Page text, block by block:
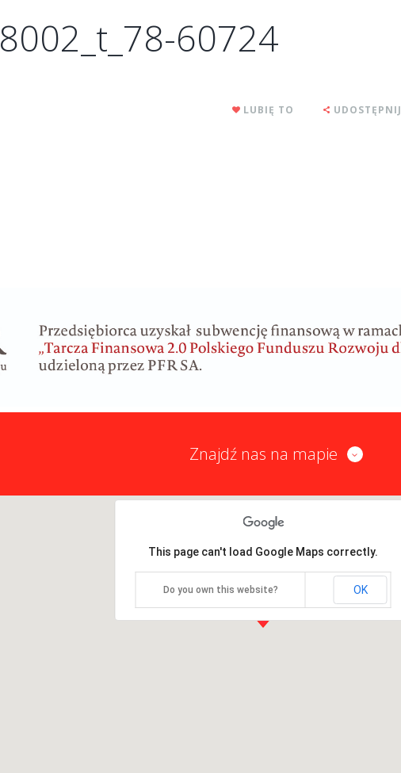
60724
LUBIĘ TO UDOSTĘPNIJ
Znajdź nas na mapie
This page can't load Google Maps correctly.
Do you own this website? OK